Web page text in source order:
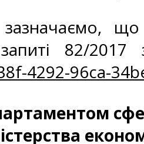
що
82/
4292-96ca-